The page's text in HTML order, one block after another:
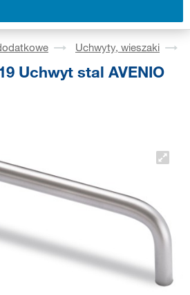
Uchwyty, wieszaki
Uchwyt stal AVENIO